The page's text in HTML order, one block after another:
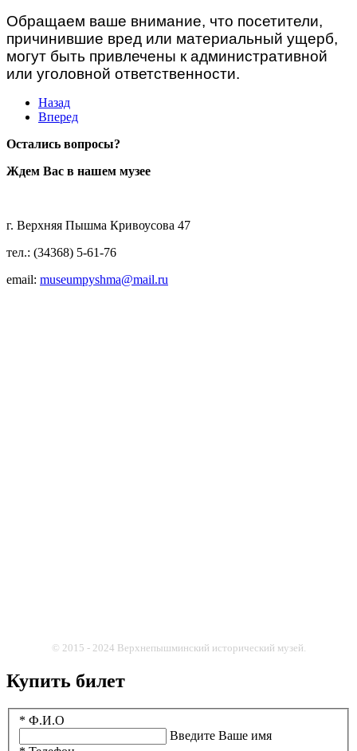
Обращаем ваше внимание, что посетители,
причинившие вред или материальный ущерб,
могут быть привлечены к административной
или уголовной ответственности.
Назад
Вперед
Остались вопросы?
Ждем Вас в нашем музее
г. Верхняя Пышма Кривоусова 47
тел.: (34368) 5-61-76
email: museumpyshma@mail.ru
© 2015 - 2024 Верхнепышминский исторический музей.
Купить билет
* Ф.И.О
Введите Ваше имя